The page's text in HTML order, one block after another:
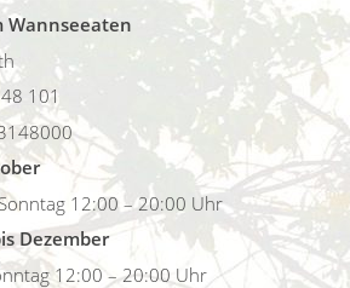
Wannseeaten
101
12:00 – 20:00 Uhr
Dezember
12:00 – 20:00 Uhr